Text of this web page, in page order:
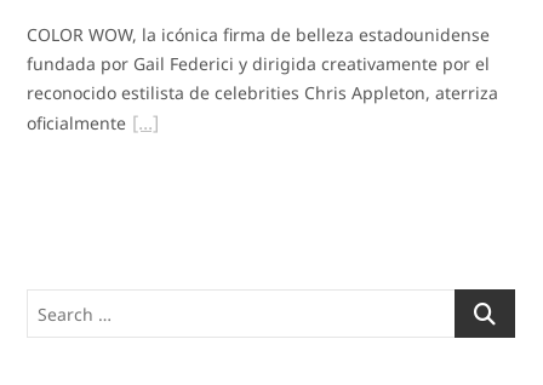
COLOR WOW, la icónica firma de belleza estadounidense
fundada por Gail Federici y dirigida creativamente por el
reconocido estilista de celebrities Chris Appleton, aterriza
oficialmente
Search
…